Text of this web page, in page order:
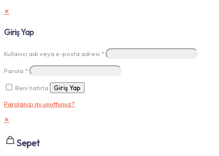
✕
Giriş Yap
Kullanıcı adı veya e-posta adresi *
Parola *
Beni hatırla Giriş Yap
Parolanızı mı unuttunuz?
✕
Sepet